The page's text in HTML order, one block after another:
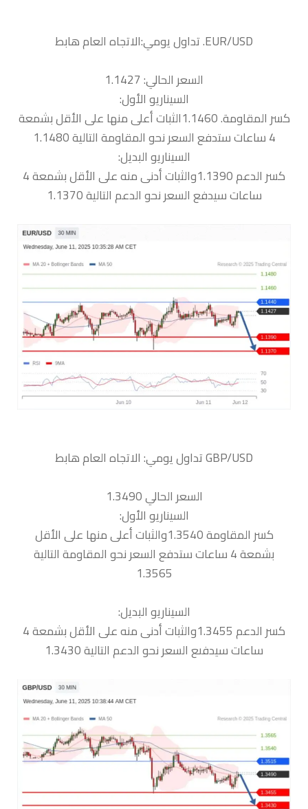
السعر الحالي: 1.1427
السيناريو الأول:
كسر المقاومة. 1.1460الثبات أعلى منها على الأقل بشمعة
4 ساعات ستدفع السعر نحو المقاومة التالية 1.1480
السيناريو البديل:
كسر الدعم 1.1390والثبات أدنى منه على الأقل بشمعة 4
ساعات سيدفع السعر نحو الدعم التالية 1.1370
السعر الحالي 1.3490
السيناريو الأول:
كسر المقاومة 1.3540والثبات أعلى منها على الأقل
بشمعة 4 ساعات ستدفع السعر نحو المقاومة التالية
1.3565
السيناريو البديل:
كسر الدعم 1.3455والثبات أدنى منه على الأقل بشمعة 4
ساعات سيدفىع السعر نحو الدعم التالية 1.3430